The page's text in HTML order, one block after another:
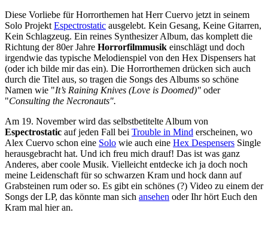
Diese Vorliebe für Horrorthemen hat Herr Cuervo jetzt in seinem
Solo Projekt Espectrostatic ausgelebt. Kein Gesang, Keine Gitarren,
Kein Schlagzeug. Ein reines Synthesizer Album, das komplett die
Richtung der 80er Jahre Horrorfilmmusik einschlägt und doch
irgendwie das typische Melodienspiel von den Hex Dispensers hat
(oder ich bilde mir das ein). Die Horrorthemen drücken sich auch
durch die Titel aus, so tragen die Songs des Albums so schöne
Namen wie "It’s Raining Knives (Love is Doomed)" oder
"Consulting the Necronauts".
Am 19. November wird das selbstbetitelte Album von
Espectrostatic auf jeden Fall bei Trouble in Mind erscheinen, wo
Alex Cuervo schon eine Solo wie auch eine Hex Despensers Single
herausgebracht hat. Und ich freu mich drauf! Das ist was ganz
Anderes, aber coole Musik. Vielleicht entdecke ich ja doch noch
meine Leidenschaft für so schwarzen Kram und hock dann auf
Grabsteinen rum oder so. Es gibt ein schönes (?) Video zu einem der
Songs der LP, das könnte man sich ansehen oder Ihr hört Euch den
Kram mal hier an.